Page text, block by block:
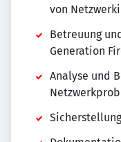
von
Betreuung
Generation
Analyse und